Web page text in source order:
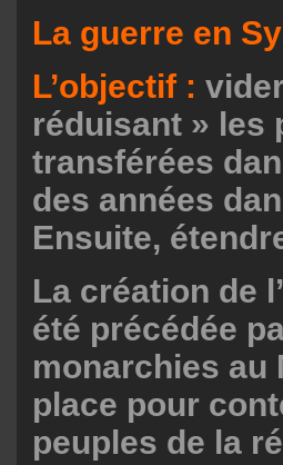
La guerre en
L’objectif :
réduisant » les
transférées
des années
Ensuite,
La création de
été précédée
monarchies au
place pour
peuples de la